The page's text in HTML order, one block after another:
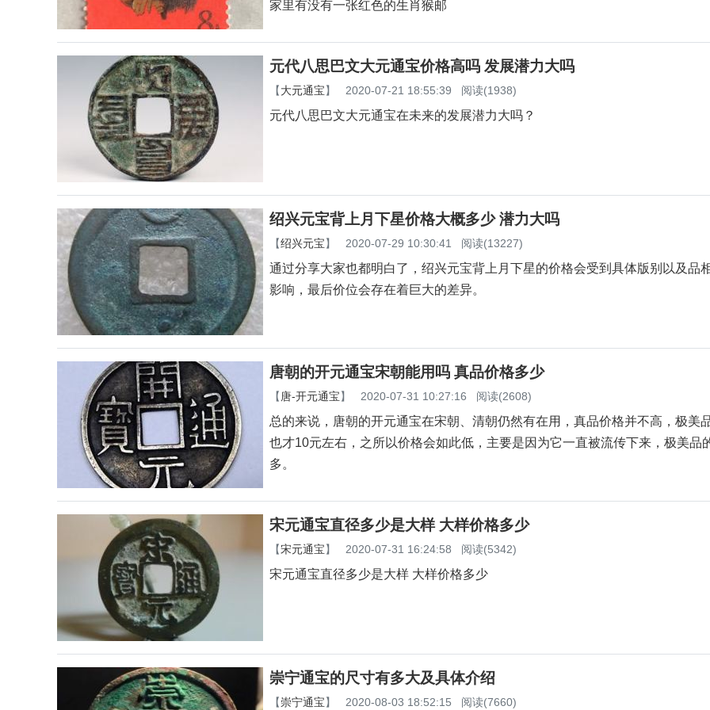
家里有没有一张红色的生肖猴邮
元代八思巴文大元通宝价格高吗 发展潜力大吗
【大元通宝】 2020-07-21 18:55:39 阅读(1938)
元代八思巴文大元通宝在未来的发展潜力大吗？
绍兴元宝背上月下星价格大概多少 潜力大吗
【绍兴元宝】 2020-07-29 10:30:41 阅读(13227)
通过分享大家也都明白了，绍兴元宝背上月下星的价格会受到具体版别以及品
影响，最后价位会存在着巨大的差异。
唐朝的开元通宝宋朝能用吗 真品价格多少
【唐-开元通宝】 2020-07-31 10:27:16 阅读(2608)
总的来说，唐朝的开元通宝在宋朝、清朝仍然有在用，真品价格并不高，极美
也才10元左右，之所以价格会如此低，主要是因为它一直被流传下来，极美品
多。
宋元通宝直径多少是大样 大样价格多少
【宋元通宝】 2020-07-31 16:24:58 阅读(5342)
宋元通宝直径多少是大样 大样价格多少
崇宁通宝的尺寸有多大及具体介绍
【崇宁通宝】 2020-08-03 18:52:15 阅读(7660)